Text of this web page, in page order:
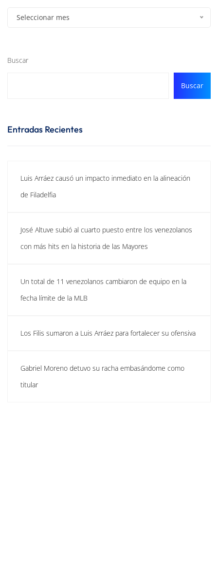
Seleccionar mes
Buscar
Buscar
Entradas Recientes
Luis Arráez causó un impacto inmediato en la alineación
de Filadelfia
José Altuve subió al cuarto puesto entre los venezolanos
con más hits en la historia de las Mayores
Un total de 11 venezolanos cambiaron de equipo en la
fecha límite de la MLB
Los Filis sumaron a Luis Arráez para fortalecer su ofensiva
Gabriel Moreno detuvo su racha embasándome como
titular